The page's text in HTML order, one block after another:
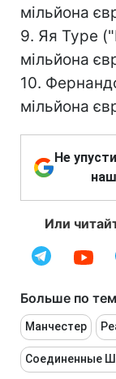
мільйона
9. Яя Туре
мільйона
10.
мільйона
Не
Или
Больше по
Манчестер
Соединенные